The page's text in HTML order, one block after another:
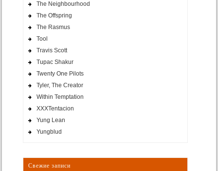
The Neighbourhood
The Offspring
The Rasmus
Tool
Travis Scott
Tupac Shakur
Twenty One Pilots
Tyler, The Creator
Within Temptation
XXXTentacion
Yung Lean
Yungblud
Свежие записи